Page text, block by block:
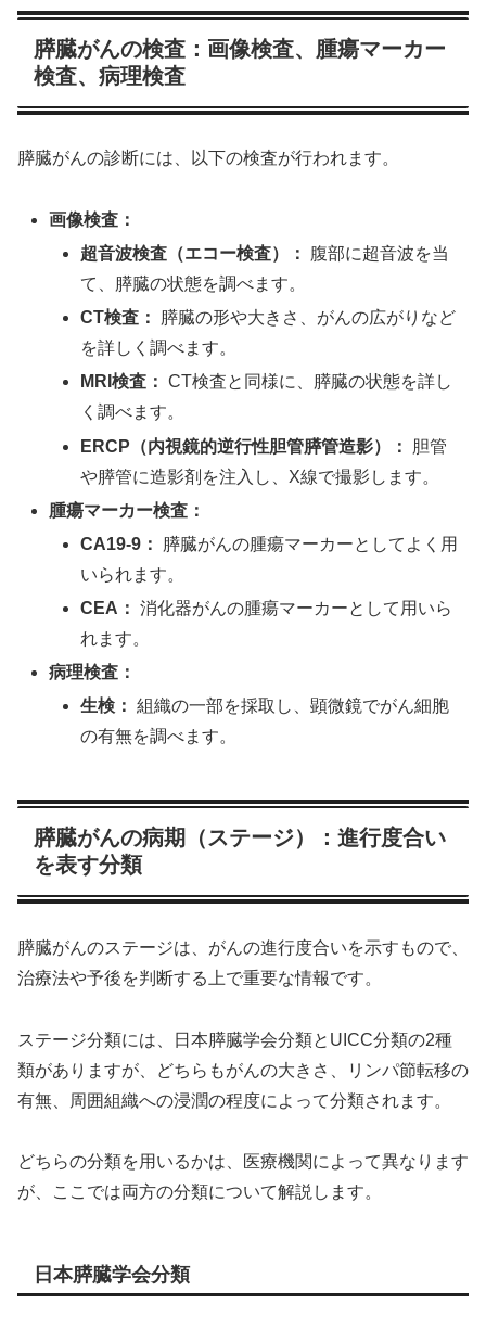
膵臓がんの検査：画像検査、腫瘍マーカー
検査、病理検査
膵臓がんの診断には、以下の検査が行われます。
画像検査：
超音波検査（エコー検査）：
腹部に超音波を当
て、膵臓の状態を調べます。
CT検査：
膵臓の形や大きさ、がんの広がりなど
を詳しく調べます。
MRI検査： CT検査と同様に、膵臓の状態を詳し
く調べます。
ERCP（内視鏡的逆行性胆管膵管造影）：
胆管
や膵管に造影剤を注入し、X線で撮影します。
腫瘍マーカー検査：
CA19-9：
膵臓がんの腫瘍マーカーとしてよく用
いられます。
CEA： 消化器がんの腫瘍マーカーとして用いら
れます。
病理検査：
生検： 組織の一部を採取し、顕微鏡でがん細胞
の有無を調べます。
膵臓がんの病期（ステージ）：進行度合い
を表す分類
膵臓がんのステージは、がんの進行度合いを示すもので、
治療法や予後を判断する上で重要な情報です。
ステージ分類には、日本膵臓学会分類とUICC分類の2種
類がありますが、どちらもがんの大きさ、リンパ節転移の
有無、周囲組織への浸潤の程度によって分類されます。
どちらの分類を用いるかは、医療機関によって異なります
が、ここでは両方の分類について解説します。
日本膵臓学会分類